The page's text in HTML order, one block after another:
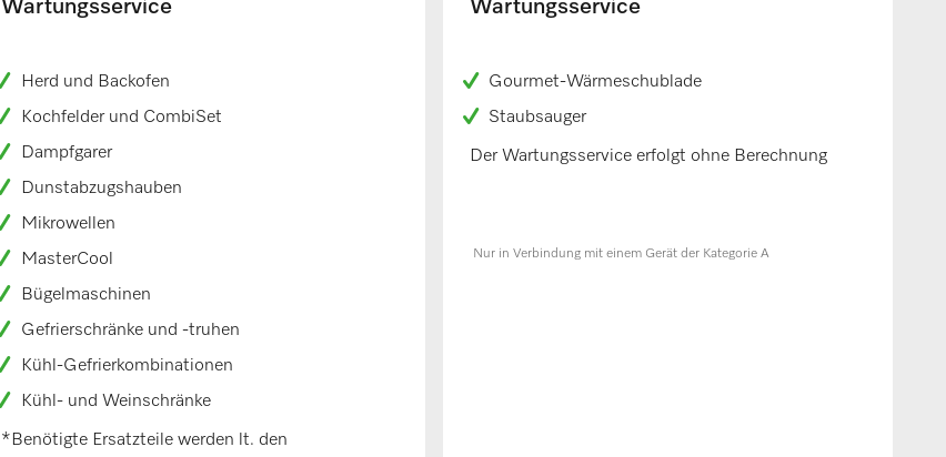
Wartungsservice
Herd und Backofen
Kochfelder und CombiSet
Dampfgarer
Dunstabzugshauben
Mikrowellen
MasterCool
Bügelmaschinen
Gefrierschränke und -truhen
Kühl-Gefrierkombinationen
Kühl- und Weinschränke
*Benötigte Ersatzteile werden lt. den
Wartungsservice
Gourmet-Wärmeschublade
Staubsauger
Der Wartungsservice erfolgt ohne Berechnung
Nur in Verbindung mit einem Gerät der Kategorie A